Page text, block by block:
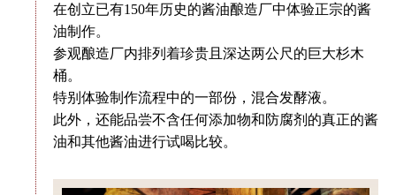
在创立已有150年历史的酱油酿造厂中体验正宗的酱
油制作。
参观酿造厂内排列着珍贵且深达两公尺的巨大杉木
桶。
特别体验制作流程中的一部份，混合发酵液。
此外，还能品尝不含任何添加物和防腐剂的真正的酱
油和其他酱油进行试喝比较。